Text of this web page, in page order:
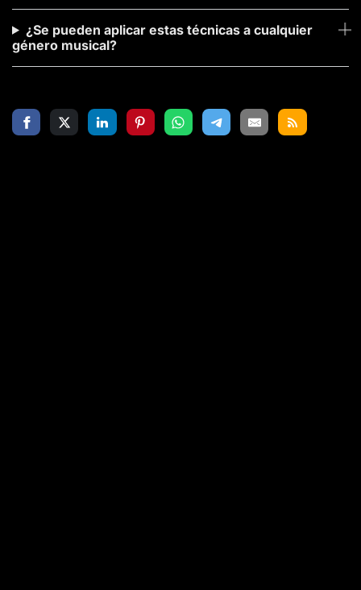
¿Se pueden aplicar estas técnicas a cualquier
género musical?